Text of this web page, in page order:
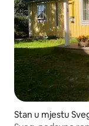
Stan u mjestu